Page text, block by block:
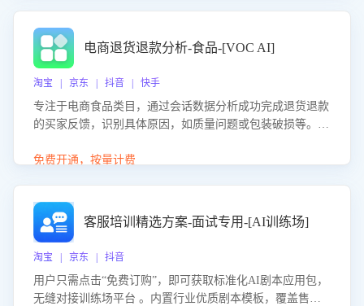
电商退货退款分析-食品-[VOC AI]
淘宝 | 京东 | 抖音 | 快手
专注于电商食品类目，通过会话数据分析成功完成退货退款
的买家反馈，识别具体原因，如质量问题或包装破损等。结
商家降低退款率，提升售后效率。
免费开通，按量计费
客服培训精选方案-面试专用-[AI训练场]
淘宝 | 京东 | 抖音
用户只需点击“免费订购”，即可获取标准化AI剧本应用包，
无缝对接训练场平台 。内置行业优质剧本模板，覆盖售前